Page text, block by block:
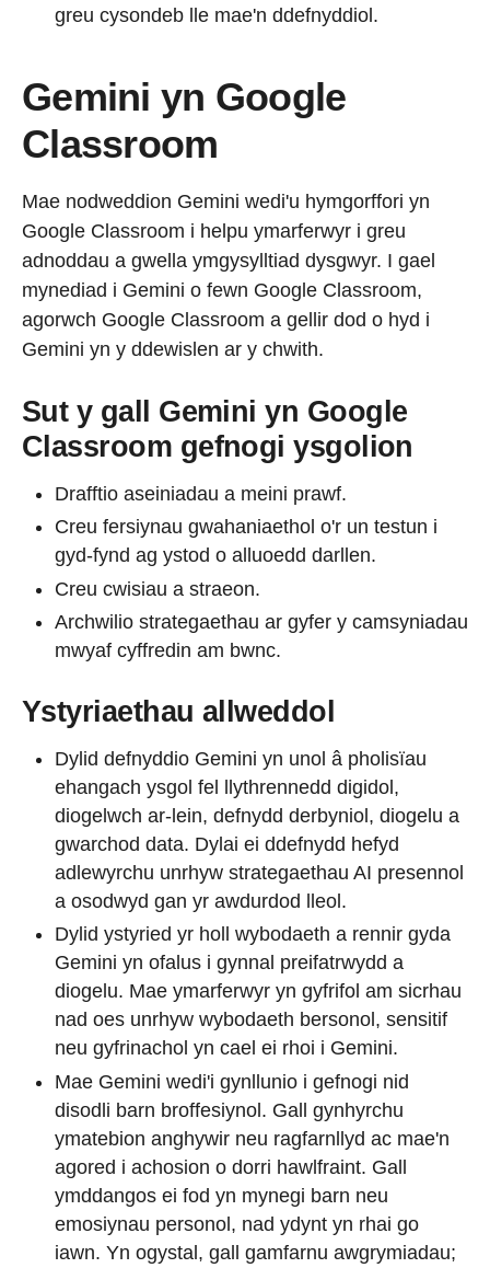
greu cysondeb lle mae'n ddefnyddiol.
Gemini yn Google
Classroom
Mae nodweddion Gemini wedi'u hymgorffori yn
Google Classroom i helpu ymarferwyr i greu
adnoddau a gwella ymgysylltiad dysgwyr. I gael
mynediad i Gemini o fewn Google Classroom,
agorwch Google Classroom a gellir dod o hyd i
Gemini yn y ddewislen ar y chwith.
Sut y gall Gemini yn Google
Classroom gefnogi ysgolion
Drafftio aseiniadau a meini prawf.
Creu fersiynau gwahaniaethol o'r un testun i
gyd-fynd ag ystod o alluoedd darllen.
Creu cwisiau a straeon.
Archwilio strategaethau ar gyfer y camsyniadau
mwyaf cyffredin am bwnc.
Ystyriaethau allweddol
Dylid defnyddio Gemini yn unol â pholisïau
ehangach ysgol fel llythrennedd digidol,
diogelwch ar-lein, defnydd derbyniol, diogelu a
gwarchod data. Dylai ei ddefnydd hefyd
adlewyrchu unrhyw strategaethau AI presennol
a osodwyd gan yr awdurdod lleol.
Dylid ystyried yr holl wybodaeth a rennir gyda
Gemini yn ofalus i gynnal preifatrwydd a
diogelu. Mae ymarferwyr yn gyfrifol am sicrhau
nad oes unrhyw wybodaeth bersonol, sensitif
neu gyfrinachol yn cael ei rhoi i Gemini.
Mae Gemini wedi'i gynllunio i gefnogi nid
disodli barn broffesiynol. Gall gynhyrchu
ymatebion anghywir neu ragfarnllyd ac mae'n
agored i achosion o dorri hawlfraint. Gall
ymddangos ei fod yn mynegi barn neu
emosiynau personol, nad ydynt yn rhai go
iawn. Yn ogystal, gall gamfarnu awgrymiadau;